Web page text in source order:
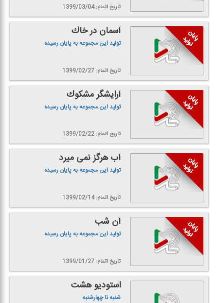
تاریخ اتمام: 1399/03/04
آسمان در خاك
تولید این مجموعه به پایان رسیده
تاریخ اتمام: 1399/02/27
آرایشگر مشكوك
تولید این مجموعه به پایان رسیده
تاریخ اتمام: 1399/02/22
آب هرگز نمی میرد
تولید این مجموعه به پایان رسیده
تاریخ اتمام: 1399/02/14
آن شب
تولید این مجموعه به پایان رسیده
تاریخ اتمام: 1399/01/27
استودیو هشت
شنبه تا چهارشنبه